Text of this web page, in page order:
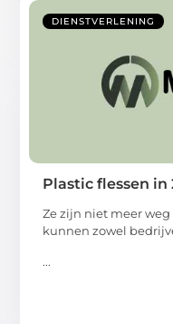
DIENSTVERLENING
Plastic flessen in
Ze zijn niet meer weg
kunnen zowel
...